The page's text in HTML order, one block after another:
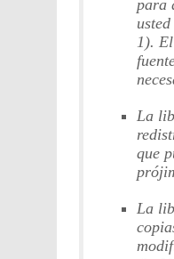
para
1).
La
que
La